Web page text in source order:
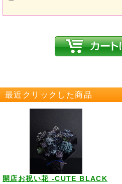
最近クリックした商品
開店お祝い花 -CUTE BLACK